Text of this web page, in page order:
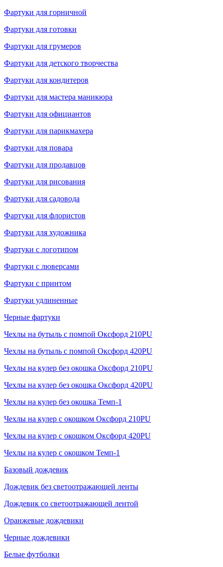
Фартуки для горничной
Фартуки для готовки
Фартуки для грумеров
Фартуки для детского творчества
Фартуки для кондитеров
Фартуки для мастера маникюра
Фартуки для официантов
Фартуки для парикмахера
Фартуки для повара
Фартуки для продавцов
Фартуки для рисования
Фартуки для садовода
Фартуки для флористов
Фартуки для художника
Фартуки с логотипом
Фартуки с люверсами
Фартуки с принтом
Фартуки удлиненные
Черные фартуки
Чехлы на бутыль с помпой Оксфорд 210PU
Чехлы на бутыль с помпой Оксфорд 420PU
Чехлы на кулер без окошка Оксфорд 210PU
Чехлы на кулер без окошка Оксфорд 420PU
Чехлы на кулер без окошка Темп-1
Чехлы на кулер с окошком Оксфорд 210PU
Чехлы на кулер с окошком Оксфорд 420PU
Чехлы на кулер с окошком Темп-1
Базовый дождевик
Дождевик без светоотражающей ленты
Дождевик со светоотражающей лентой
Оранжевые дождевики
Черные дождевики
Белые футболки